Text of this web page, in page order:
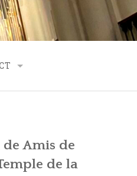
– GÉNÉRALITÉS
Amis de
de la